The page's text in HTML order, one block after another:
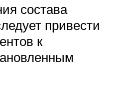
состава
привести
к